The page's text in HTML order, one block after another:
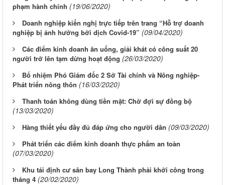
phạm hành chính (19/06/2020)
Doanh nghiệp kiến nghị trực tiếp trên trang “Hỗ trợ doanh
nghiệp bị ảnh hưởng bởi dịch Covid-19” (09/04/2020)
Các điểm kinh doanh ăn uống, giải khát có công suất 20
người trở lên tạm dừng hoạt động (26/03/2020)
Bổ nhiệm Phó Giám đốc 2 Sở Tài chính và Nông nghiệp-
Phát triển nông thôn (16/03/2020)
Thanh toán không dùng tiền mặt: Chờ đợi sự đồng bộ
(13/03/2020)
Hàng thiết yếu đầy đủ đáp ứng cho người dân (09/03/2020)
Phát triển các điểm kinh doanh thực phẩm an toàn
(07/03/2020)
Khu tái định cư sân bay Long Thành phải khởi công trong
tháng 4 (20/02/2020)